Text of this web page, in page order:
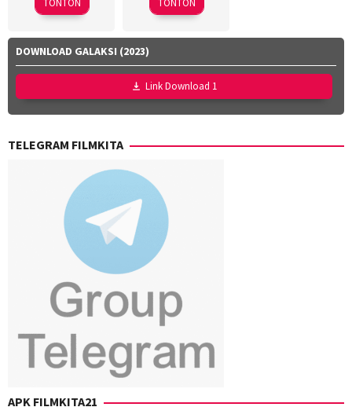
TONTON
Markou
TONTON
DOWNLOAD GALAKSI (2023)
Link Download 1
TELEGRAM FILMKITA
APK FILMKITA21